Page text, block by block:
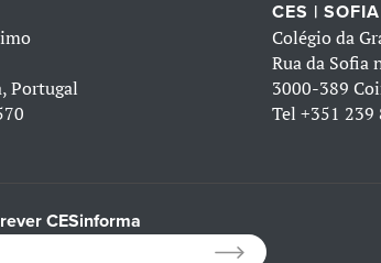
Portugal
CES | SOFIA
Colégio da
Rua da Sofia
3000-389
Tel +351 239
CESinforma